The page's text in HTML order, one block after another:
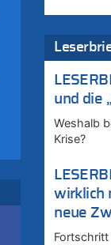
und die
Weshalb
Krise?
wirklich
neue
Fortschritt